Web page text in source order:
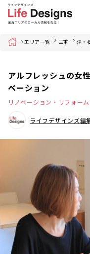
Home エリア一覧 三重 津・
アルフレッシュの女
ベーション
リノベーション・リフォーム
ライフデザインズ編